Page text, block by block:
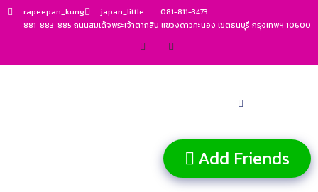
rapeepan_kung japan_little
081-811-3473
881-883-885 ถนนสมเด็จพระเจ้าตากสิน แขวงดาวคะนอง เขตธนบุรี กรุงเทพฯ 10600
Add Friends